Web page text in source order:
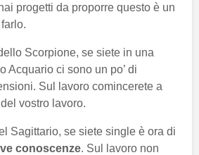
progetti da proporre questo è un
Scorpione, se siete in una
Acquario ci sono un po’ di
Sul lavoro comincerete a
del vostro lavoro.
Sagittario, se siete single è ora di
conoscenze. Sul lavoro non